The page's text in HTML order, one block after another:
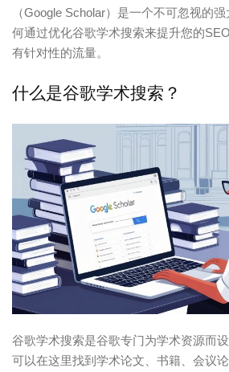
（Google Scholar）是一个不可忽视的
何通过优化谷歌学术搜索来提升您的
有针对性的流量。
什么是谷歌学术搜索？
谷歌学术搜索是谷歌专门为学术资源而
可以在这里找到学术论文、书籍、会议